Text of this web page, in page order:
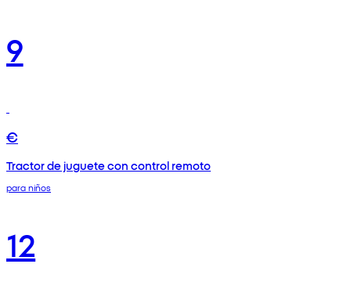
9
€
Tractor de juguete con control remoto
para niños
12